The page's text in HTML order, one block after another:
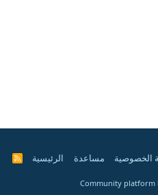
الخصوصية مساعدة الرئيسية
R
Community platform